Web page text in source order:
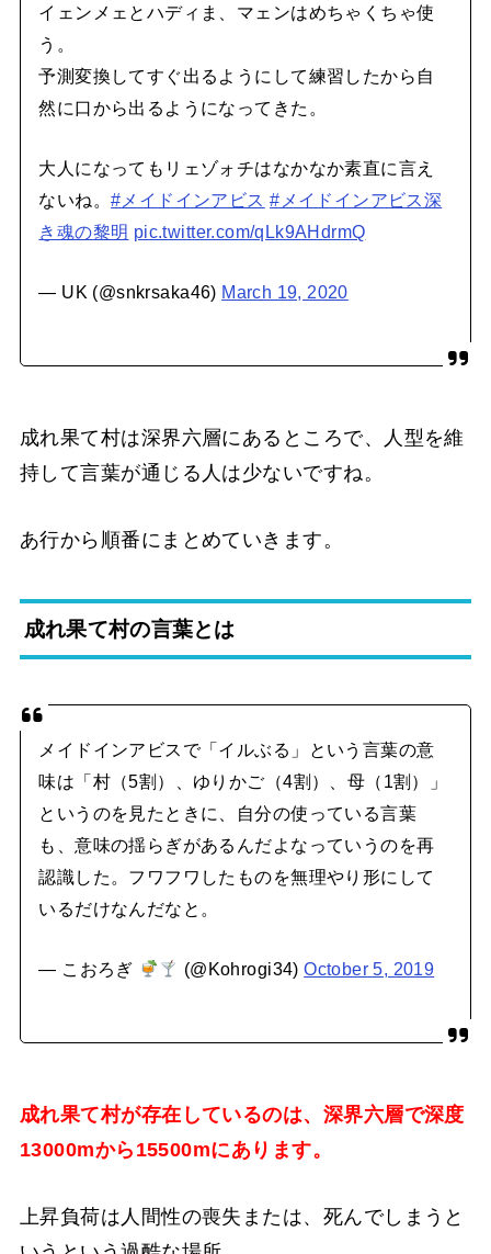
イェンメェとハディま、マェンはめちゃくちゃ使
う。
予測変換してすぐ出るようにして練習したから自
然に口から出るようになってきた。
大人になってもリェゾォチはなかなか素直に言え
ないね。#メイドインアビス #メイドインアビス深
き魂の黎明 pic.twitter.com/qLk9AHdrmQ
— UK (@snkrsaka46) March 19, 2020
成れ果て村は深界六層にあるところで、人型を維
持して言葉が通じる人は少ないですね。
あ行から順番にまとめていきます。
成れ果て村の言葉とは
メイドインアビスで「イルぶる」という言葉の意
味は「村（5割）、ゆりかご（4割）、母（1割）」
というのを見たときに、自分の使っている言葉
も、意味の揺らぎがあるんだよなっていうのを再
認識した。フワフワしたものを無理やり形にして
いるだけなんだなと。
— こおろぎ (@Kohrogi34)October 5, 2019
成れ果て村が存在しているのは、深界六層で深度
13000mから15500mにあります。
上昇負荷は人間性の喪失または、死んでしまうと